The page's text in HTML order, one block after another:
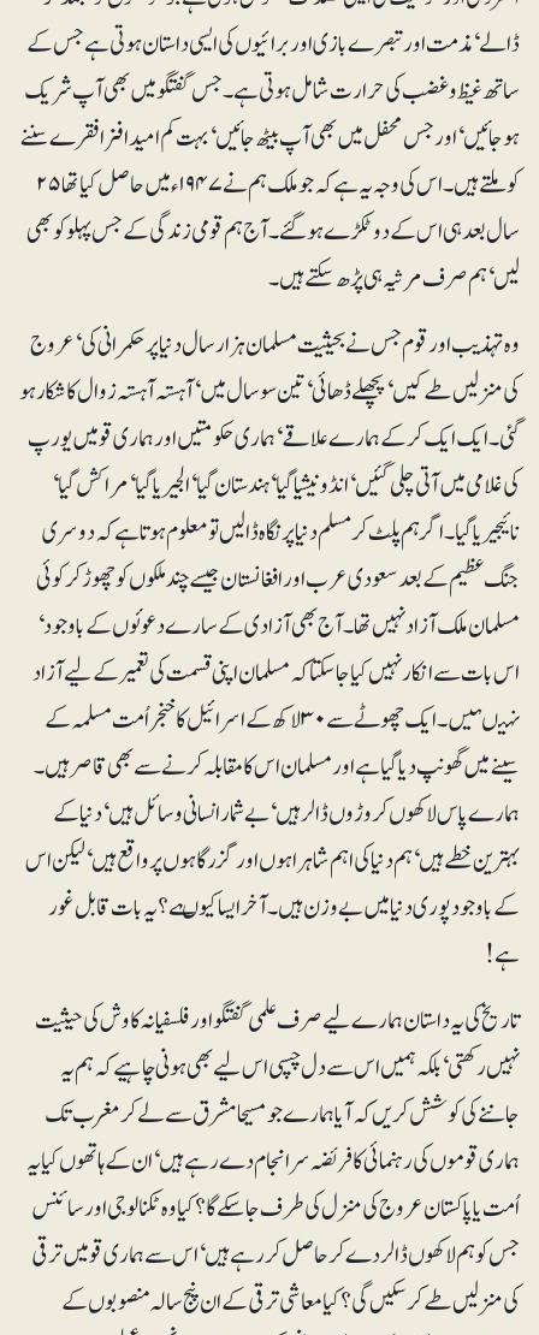
ڈالے‘ مذمت اور تبصرے بازی اور برائیوں کی ایسی داستان ہوتی ہے جس کے
ساتھ غیظ و غضب کی حرارت شامل ہوتی ہے۔ جس گفتگو میں بھی آپ شریک
ہو جائیں‘ اور جس محفل میں بھی آپ بیٹھ جائیں‘ بہت کم امیدافزا فقرے سننے
کو ملتے ہیں۔ اس کی وجہ یہ ہے کہ جو ملک ہم نے ۱۹۴۷ء میں حاصل کیا تھا ۲۵
سال بعد ہی اس کے دو ٹکڑے ہو گئے۔ آج ہم قومی زندگی کے جس پہلو کو بھی
لیں‘ ہم صرف مرثیہ ہی پڑھ سکتے ہیں۔
وہ تہذیب اور قوم جس نے بحیثیت مسلمان ہزار سال دنیا پر حکمرانی کی‘ عروج
کی منزلیں طے کیں‘ پچھلے ڈھائی‘ تین سو سال میں‘ آہستہ آہستہ زوال کا شکار ہو
گئی۔ ایک ایک کر کے ہمارے علاقے‘ ہماری حکومتیں اور ہماری قومیں یورپ
کی غلامی میں آتی چلی گئیں‘ انڈونیشیا گیا‘ ہندستان گیا‘ الجیریا گیا‘ مراکش گیا‘
نائیجیریا گیا۔ اگر ہم پلٹ کر مسلم دنیا پر نگاہ ڈالیں تو معلوم ہوتا ہے کہ دوسری
جنگ عظیم کے بعد سعودی عرب اور افغانستان جیسے چند ملکوں کو چھوڑ کر کوئی
مسلمان ملک آزاد نہیں تھا۔ آج بھی آزادی کے سارے دعوئوں کے باوجود‘
اس بات سے انکار نہیں کیا جا سکتا کہ مسلمان اپنی قسمت کی تعمیر کے لیے آزاد
نہیںہیں۔ ایک چھوٹے سے ۳۰ لاکھ کے اسرائیل کا خنجر اُمت مسلمہ کے
سینے میں گھونپ دیا گیا ہے اور مسلمان اس کا مقابلہ کرنے سے بھی قاصر ہیں۔
ہمارے پاس لاکھوں کروڑوں ڈالرہیں‘ بے شمار انسانی وسائل ہیں‘ دنیا کے
بہترین خطے ہیں‘ ہم دنیا کی اہم شاہراہوں اور گزرگاہوں پر واقع ہیں‘ لیکن اس
کے باوجود پوری دنیا میں بے وزن ہیں۔ آخر ایسا کیوںہے؟ یہ بات قابل غور
ہے!
تاریخ کی یہ داستان ہمارے لیے صرف علمی گفتگو اور فلسفیانہ کاوش کی حیثیت
نہیں رکھتی‘ بلکہ ہمیں اس سے دل چسپی اس لیے بھی ہونی چاہیے کہ ہم یہ
جاننے کی کوشش کریں کہ آیا ہمارے جو مسیحا مشرق سے لے کر مغرب تک
ہماری قوموں کی رہنمائی کا فریضہ سرانجام دے رہے ہیں‘ ان کے ہاتھوں کیا یہ
اُمت یا پاکستان عروج کی منزل کی طرف جا سکے گا؟ کیا وہ ٹکنالوجی اور سائنس
جس کو ہم لاکھوں ڈالر دے کر حاصل کر رہے ہیں‘ اس سے ہماری قومیں ترقی
کی منزلیں طے کر سکیں گی؟ کیا معاشی ترقی کے ان پنج سالہ منصوبوں کے